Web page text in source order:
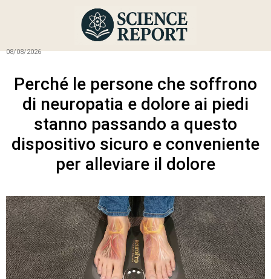
08/08/2026
Perché le persone che soffrono
di neuropatia e dolore ai piedi
stanno passando a questo
dispositivo sicuro e conveniente
per alleviare il dolore